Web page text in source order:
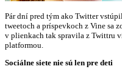
Pár dní pred tým ako Twitter
tweetoch a príspevkoch z Vine sa
v plienkach tak spravila z Twittru
platformou.
Sociálne siete nie sú len pre deti